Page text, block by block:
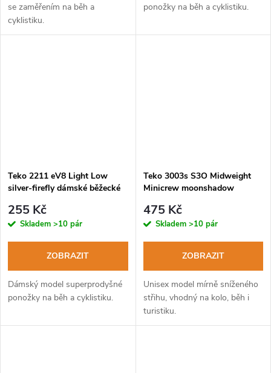
se zaměřením na běh a
cyklistiku.
ponožky na běh a cyklistiku.
Teko 2211 eV8 Light Low
silver-firefly dámské běžecké
255 Kč
Skladem >10 pár
ZOBRAZIT
Dámský model superprodyšné
ponožky na běh a cyklistiku.
Teko 3003s S3O Midweight
Minicrew moonshadow
475 Kč
Skladem >10 pár
ZOBRAZIT
Unisex model mírně sníženého
střihu, vhodný na kolo, běh i
turistiku.